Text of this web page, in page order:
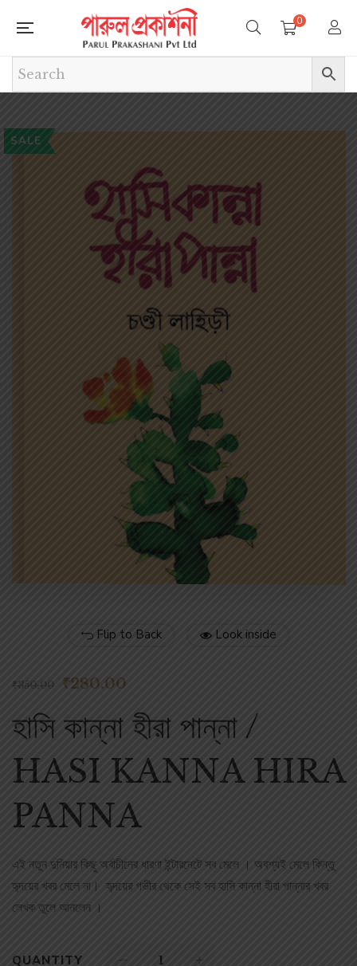
0
SALE
Flip to Back Look inside
₹350.00 ₹280.00
হাসি কান্না হীরা পান্না /
HASI KANNA HIRA
PANNA
এই নতুন দুনিয়ার কিছু অর্বাচীনের ধারণা ইন্টারনেটে সব মেলে । অবশ্যই মেলে কিন্তু
হৃ্দয়ের খবর মেলে না। হৃ্দয়ের গভীর থেকে সেই সব হাসি কান্না হীরা পান্নার খবর
লেখক তুলে আনলেন ।
QUANTITY